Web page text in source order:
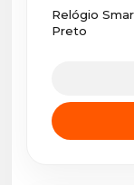
Relógio
Preto